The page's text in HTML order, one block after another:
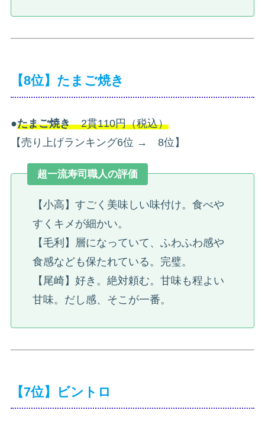
【8位】たまご焼き
●たまご焼き2貫110円（税込）
【売り上げランキング6位 → 8位】
超一流寿司職人の評価
【小高】すごく美味しい味付け。食べや
すくキメが細かい。
【毛利】層になっていて、ふわふわ感や
食感なども保たれている。完璧。
【尾崎】好き。絶対頼む。甘味も程よい
甘味。だし感、そこが一番。
【7位】ビントロ